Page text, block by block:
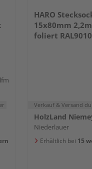
HARO
15x80mm
foliert RAL9010
Verkauf & Versand
HolzLand
Niederlauer
Erhältlich bei 15